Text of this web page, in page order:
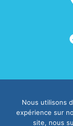
Politique de
Nous utilisons
expérience sur
site, nous